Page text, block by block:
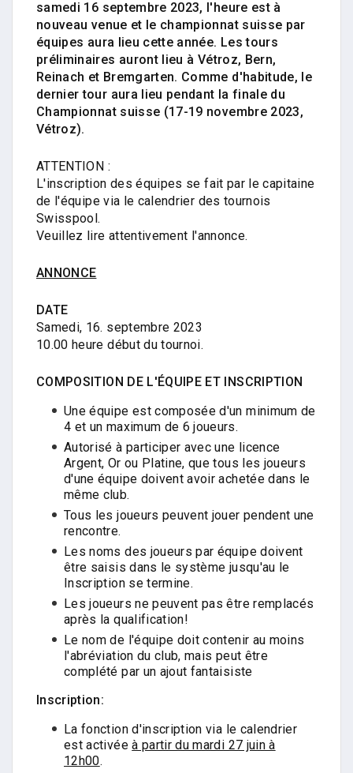
samedi 16 septembre 2023, l'heure est à
nouveau venue et le championnat suisse par
équipes aura lieu cette année. Les tours
préliminaires auront lieu à Vétroz, Bern,
Reinach et Bremgarten. Comme d'habitude, le
dernier tour aura lieu pendant la finale du
Championnat suisse (17-19 novembre 2023,
Vétroz).
ATTENTION :
L'inscription des équipes se fait par le capitaine
de l'équipe via le calendrier des tournois
Swisspool.
Veuillez lire attentivement l'annonce.
ANNONCE
DATE
Samedi, 16. septembre 2023
10.00 heure début du tournoi.
COMPOSITION DE L'ÉQUIPE ET INSCRIPTION
Une équipe est composée d'un minimum de
4 et un maximum de 6 joueurs.
Autorisé à participer avec une licence
Argent, Or ou Platine, que tous les joueurs
d'une équipe doivent avoir achetée dans le
même club.
Tous les joueurs peuvent jouer pendent une
rencontre.
Les noms des joueurs par équipe doivent
être saisis dans le système jusqu'au le
Inscription se termine.
Les joueurs ne peuvent pas être remplacés
après la qualification!
Le nom de l'équipe doit contenir au moins
l'abréviation du club, mais peut être
complété par un ajout fantaisiste
Inscription:
La fonction d'inscription via le calendrier
est activéeà partir du mardi 27 juin à
12h00.